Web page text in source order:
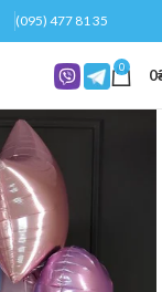
(095) 477 81 35
0 0